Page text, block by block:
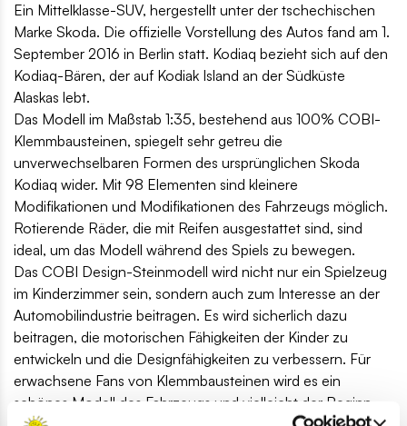
Ein Mittelklasse-SUV, hergestellt unter der tschechischen
Marke Skoda. Die offizielle Vorstellung des Autos fand am 1.
September 2016 in Berlin statt. Kodiaq bezieht sich auf den
Kodiaq-Bären, der auf Kodiak Island an der Südküste
Alaskas lebt.
Das Modell im Maßstab 1:35, bestehend aus 100% COBI-
Klemmbausteinen, spiegelt sehr getreu die
unverwechselbaren Formen des ursprünglichen Skoda
Kodiaq wider. Mit 98 Elementen sind kleinere
Modifikationen und Modifikationen des Fahrzeugs möglich.
Rotierende Räder, die mit Reifen ausgestattet sind, sind
ideal, um das Modell während des Spiels zu bewegen.
Das COBI Design-Steinmodell wird nicht nur ein Spielzeug
im Kinderzimmer sein, sondern auch zum Interesse an der
Automobilindustrie beitragen. Es wird sicherlich dazu
beitragen, die motorischen Fähigkeiten der Kinder zu
entwickeln und die Designfähigkeiten zu verbessern. Für
erwachsene Fans von Klemmbausteinen wird es ein
schönes Modell des Fahrzeugs und vielleicht der Beginn